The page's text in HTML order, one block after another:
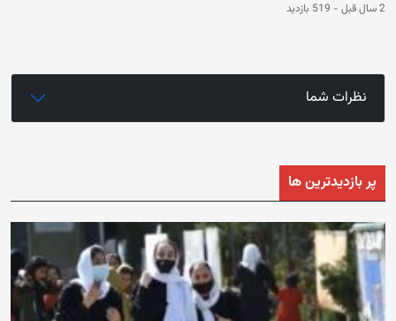
2 سال قبل - 519 بازدید
نظرات شما
پر بازدیدترین ها